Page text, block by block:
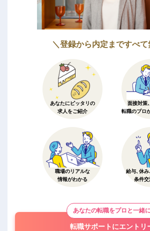
＼登録から内定まですべて
あなたにピッタリの
求人をご紹介
面接対策
転職のプロ
職場のリアルな
情報がわかる
給与、休
条件交
あなたの転職をプロと一緒に
転職サポートにエントリ